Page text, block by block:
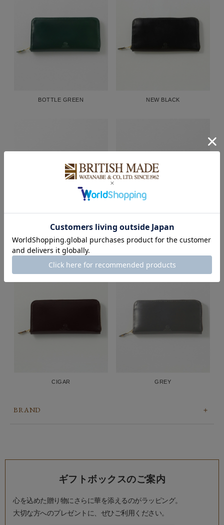
BOTTLE GREEN NEW BLACK
OXFORD TAN DARK BLUE
CIGAR GREY
BRAND
ギフトボックスのご案内
心を込めた贈り物にさらに華を添えるのがラッピング。
大切な方へのプレゼントに、ぜひご利用ください。